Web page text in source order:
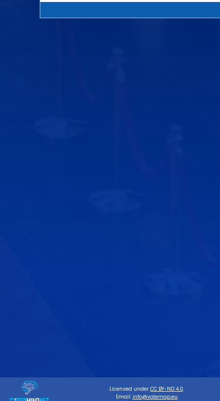
Licensed under CC BY-ND 4.0.
Email: info@votemap.eu